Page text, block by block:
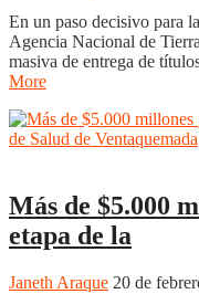
En un paso decisivo para
Agencia Nacional de
masiva de entrega de
More
Más de $5.000
etapa de la
Janeth Araque 20 de